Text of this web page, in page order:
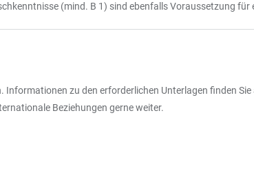
(mind. B 1) sind ebenfalls Voraussetzung für
zu den erforderlichen Unterlagen finden
Beziehungen gerne weiter.